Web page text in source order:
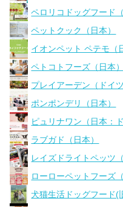
ペロリコドッグフード
ペットクック（日本）
イオンペット ペテモ（
ペトコトフーズ（日本）
プレイアーデン（ドイ
ポンポンデリ（日本）
ピュリナワン（日本：ド
ラブガド（日本）
レイズドライトペッツ
ローローペットフーズ
犬猫生活ドッグフード(